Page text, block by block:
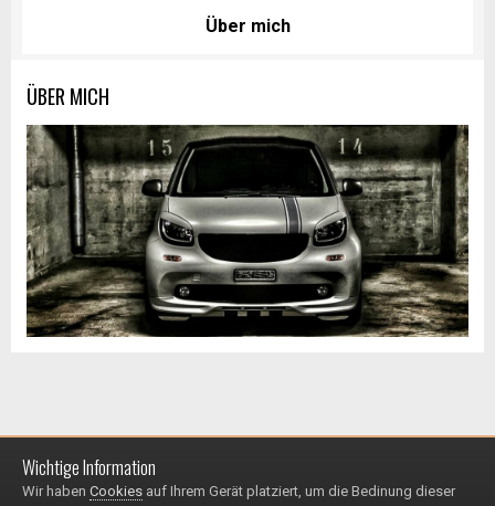
Über mich
ÜBER MICH
Impressum / Datenschutzerklärung
Wichtige Information
Wir haben Cookies auf Ihrem Gerät platziert, um die Bedinung dieser